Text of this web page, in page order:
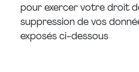
pour exercer votre droit
suppression de vos
exposés ci-dessous